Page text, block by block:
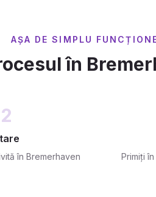
AȘA DE SIMPLU
în
în Bremerhaven Primiți